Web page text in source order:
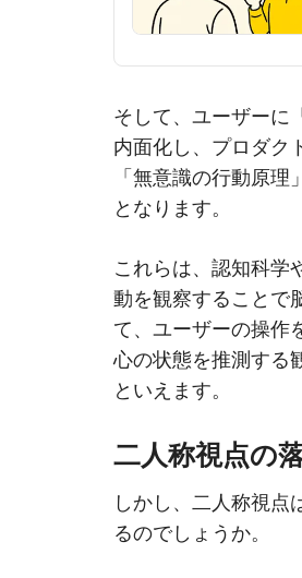
そして、ユーザーに
内面化し、プロダク
「無意識の行動原
となります。
これらは、認知科学
動を観察することで
て、ユーザーの操作
心の状態を推測する
といえます。
二人称視点の
しかし、二人称視点
るのでしょうか。